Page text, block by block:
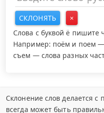
СКЛОНЯТЬ
×
Слова с буквой ё пишите
Например: поём и поем
съем — слова разных
Склонение слов делается
всегда может быть